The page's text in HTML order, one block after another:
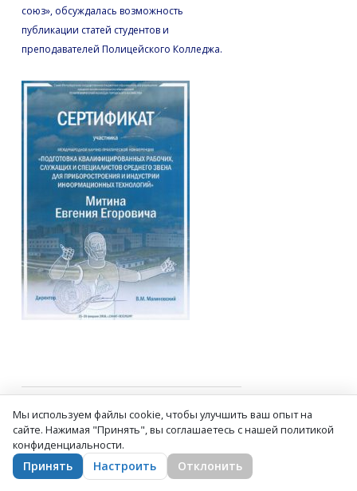
союз», обсуждалась возможность
публикации статей студентов и
преподавателей Полицейского Колледжа.
Приказ о
награждении
Мы используем файлы cookie, чтобы улучшить ваш опыт на
сайте. Нажимая "Принять", вы соглашаетесь с нашей политикой
конфиденциальности.
Принять Настроить Отклонить